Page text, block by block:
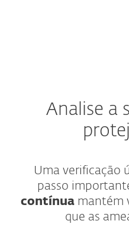
Analise a
Uma verificação
passo
contínua mantém
que as